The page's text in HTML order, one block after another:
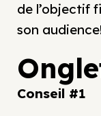
de l’objectif
son
Conseil #1